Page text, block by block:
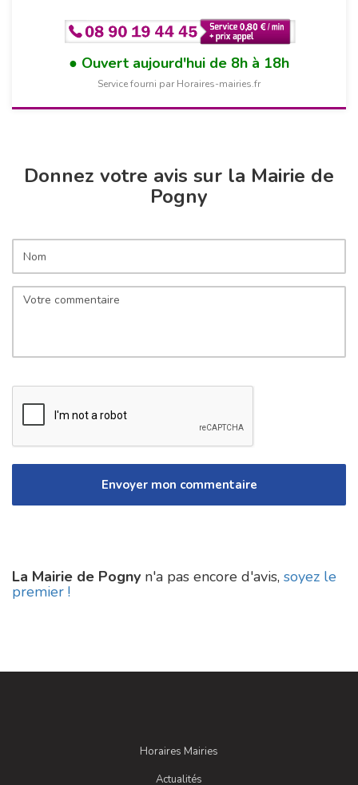
Ouvert aujourd'hui de 8h à 18h
Service fourni par Horaires-mairies.fr
Donnez votre avis sur la Mairie de
Pogny
La Mairie de Pogny n'a pas encore d'avis, soyez le
premier !
Horaires Mairies
Actualités